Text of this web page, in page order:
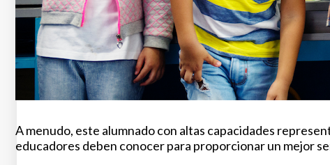
A menudo, este alumnado con altas capacidades
educadores deben conocer para proporcionar un mejor